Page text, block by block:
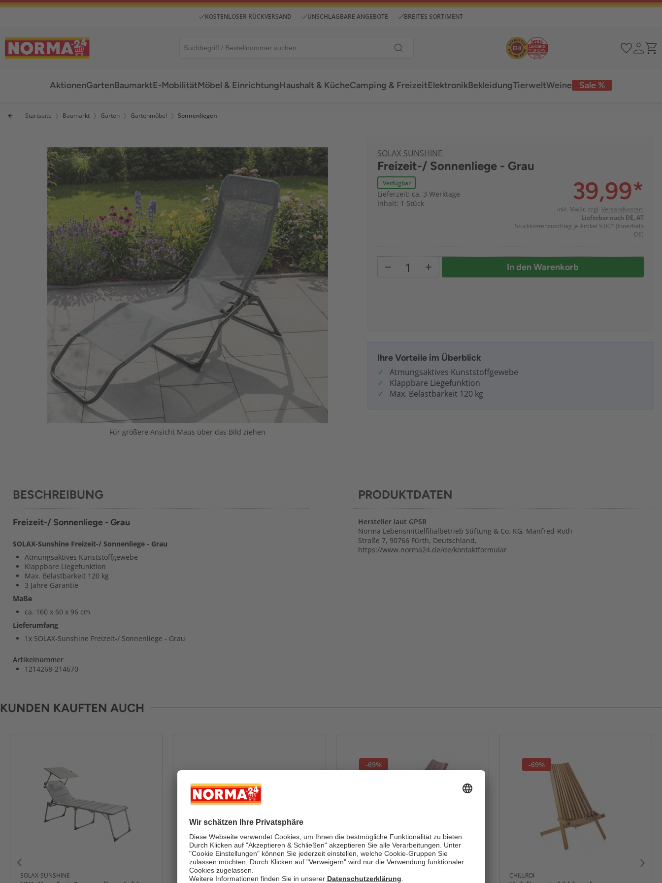
KOSTENLOSER RÜCKVERSAND UNSCHLAGBARE ANGEBOTE BREITES SORTIMENT
AktionenGartenBaumarktE-MobilitätMöbel & EinrichtungHaushalt & KücheCamping & Freizeit Sale %
ElektronikBekleidungTierweltWeine
Startseite Baumarkt Garten Gartenmöbel Sonnenliegen
Für größere Ansicht Maus über das Bild ziehen
SOLAX-SUNSHINE
Freizeit-/ Sonnenliege - Grau
Verfügbar
Lieferzeit: ca. 3 Werktage
Inhalt: 1 Stück
39,99*
inkl. MwSt. zzgl. Versandkosten:
Lieferbar nach DE, AT
Stückkostenzuschlag je Artikel 5,00* (Innerhalb
DE)
In den Warenkorb
Ihre Vorteile im Überblick
Atmungsaktives Kunststoffgewebe
Klappbare Liegefunktion
Max. Belastbarkeit 120 kg
BESCHREIBUNG
Freizeit-/ Sonnenliege - Grau
SOLAX-Sunshine Freizeit-/ Sonnenliege - Grau
Atmungsaktives Kunststoffgewebe
Klappbare Liegefunktion
Max. Belastbarkeit 120 kg
3 Jahre Garantie
Maße
ca. 160 x 60 x 96 cm
Lieferumfang
1x SOLAX-Sunshine Freizeit-/ Sonnenliege - Grau
Artikelnummer
1214268-214670
PRODUKTDATEN
Hersteller laut GPSR
Norma Lebensmittelfilialbetrieb Stiftung & Co. KG, Manfred-Roth-
Straße 7, 90766 Fürth, Deutschland,
https://www.norma24.de/de/kontaktformular
KUNDEN KAUFTEN AUCH
SOLAX-SUNSHINE SOLAX-SUNSHINE
-69%
PRESTIGE HOME LIVING OUTDOOR
-69%
CHILLROI